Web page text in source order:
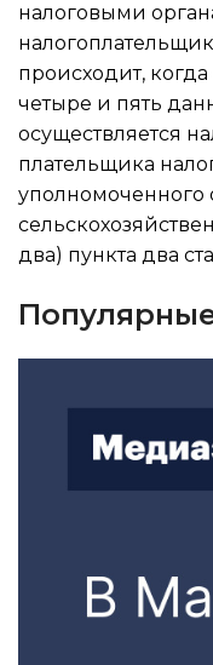
налоговыми
происходит,
четыре и пять
осуществляется
плательщика
уполномоченного
два) пункта два